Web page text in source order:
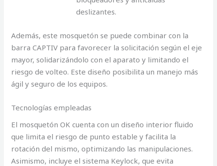
deslizantes.
Además, este mosquetón se puede combinar con la
barra CAPTIV para favorecer la solicitación según el eje
mayor, solidarizándolo con el aparato y limitando el
riesgo de volteo. Este diseño posibilita un manejo más
ágil y seguro de los equipos.
Tecnologías empleadas
El mosquetón OK cuenta con un diseño interior fluido
que limita el riesgo de punto estable y facilita la
rotación del mismo, optimizando las manipulaciones.
Asimismo, incluye el sistema Keylock, que evita